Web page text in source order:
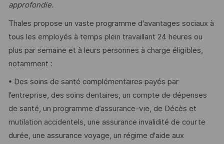
approfondie.
Thales propose un vaste programme d'avantages sociaux à
tous les employés à temps plein travaillant 24 heures ou
plus par semaine et à leurs personnes à charge éligibles,
notamment :
• Des soins de santé complémentaires payés par
l’entreprise, des soins dentaires, un compte de dépenses
de santé, un programme d’assurance-vie, de Décès et
mutilation accidentels, une assurance invalidité de courte
durée, une assurance voyage, un régime d'aide aux